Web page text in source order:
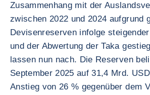
Zusammenhang mit der
zwischen 2022 und 2024 aufgrund
Devisenreserven infolge
und der Abwertung der Taka
lassen nun nach. Die Reserven
September 2025 auf 31,4 Mrd.
Anstieg von 26 % gegenüber dem